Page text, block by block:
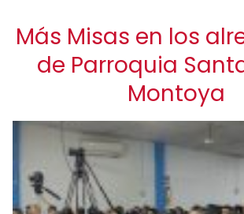
Más Misas en los
de Parroquia
Montoya